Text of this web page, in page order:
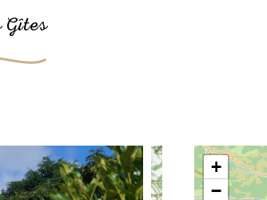
Gîtes
+
−